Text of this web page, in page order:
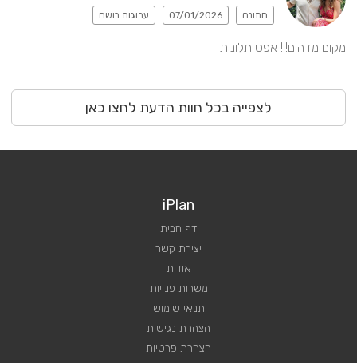
חתונה 07/01/2026 ערוגות בושם
מקום מדהים!!! אפס תלונות
לצפייה בכל חוות הדעת לחצו כאן
iPlan
דף הבית
יצירת קשר
אודות
משרות פנויות
תנאי שימוש
הצהרת נגישות
הצהרת פרטיות